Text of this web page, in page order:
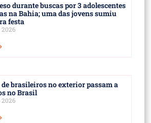
durante buscas por 3 adolescentes
na Bahia; uma das jovens sumiu
festa
2026
de brasileiros no exterior passam a
no Brasil
2026